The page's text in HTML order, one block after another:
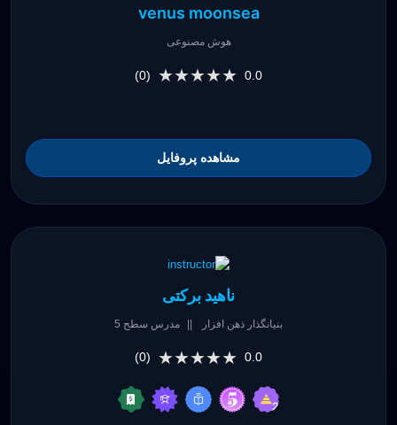
venus moonsea
هوش مصنوعی
0.0
★★★★★
★★★★★
(0)
مشاهده پروفایل
ناهید برکتی
بنیانگذار ذهن افزار || مدرس سطح 5
0.0
★★★★★
★★★★★
(0)